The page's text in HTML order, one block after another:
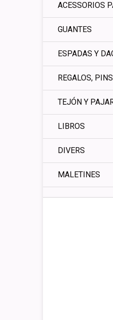
ACESSORIOS
GUANTES
ESPADAS Y
REGALOS,
TEJÓN Y
LIBROS
DIVERS
MALETINES